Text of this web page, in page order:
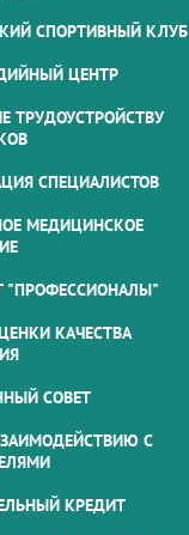
СПОРТИВНЫЙ КЛУБ
ЦЕНТР
ТРУДОУСТРОЙСТВУ
СПЕЦИАЛИСТОВ
МЕДИЦИНСКОЕ
"ПРОФЕССИОНАЛЫ"
КАЧЕСТВА
СОВЕТ
С
КРЕДИТ